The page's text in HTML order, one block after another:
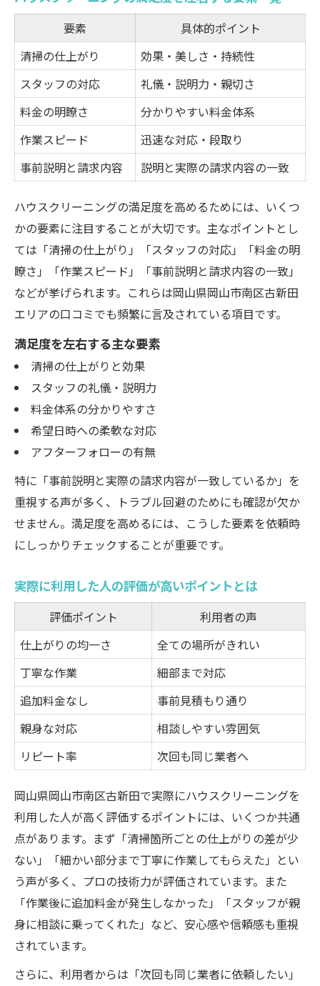
要素
具体的ポイント
清掃の仕上がり
効果・美しさ・持続性
スタッフの対応
礼儀・説明力・親切さ
料金の明瞭さ
分かりやすい料金体系
作業スピード
迅速な対応・段取り
事前説明と請求内容
説明と実際の請求内容の一致
ハウスクリーニングの満足度を高めるためには、いくつ
かの要素に注目することが大切です。主なポイントとし
ては「清掃の仕上がり」「スタッフの対応」「料金の明
瞭さ」「作業スピード」「事前説明と請求内容の一致」
などが挙げられます。これらは岡山県岡山市南区古新田
エリアの口コミでも頻繁に言及されている項目です。
満足度を左右する主な要素
清掃の仕上がりと効果
スタッフの礼儀・説明力
料金体系の分かりやすさ
希望日時への柔軟な対応
アフターフォローの有無
特に「事前説明と実際の請求内容が一致しているか」を
重視する声が多く、トラブル回避のためにも確認が欠か
せません。満足度を高めるには、こうした要素を依頼時
にしっかりチェックすることが重要です。
実際に利用した人の評価が高いポイントとは
評価ポイント
利用者の声
仕上がりの均一さ
全ての場所がきれい
丁寧な作業
細部まで対応
追加料金なし
事前見積もり通り
親身な対応
相談しやすい雰囲気
リピート率
次回も同じ業者へ
岡山県岡山市南区古新田で実際にハウスクリーニングを
利用した人が高く評価するポイントには、いくつか共通
点があります。まず「清掃箇所ごとの仕上がりの差が少
ない」「細かい部分まで丁寧に作業してもらえた」とい
う声が多く、プロの技術力が評価されています。また
「作業後に追加料金が発生しなかった」「スタッフが親
身に相談に乗ってくれた」など、安心感や信頼感も重視
されています。
さらに、利用者からは「次回も同じ業者に依頼したい」